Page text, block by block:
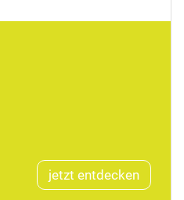
jetzt entdecken